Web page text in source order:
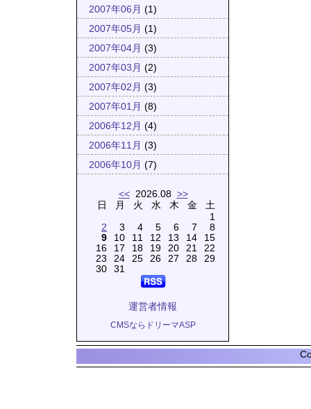
2007年06月 (1)
2007年05月 (1)
2007年04月 (3)
2007年03月 (2)
2007年02月 (3)
2007年01月 (8)
2006年12月 (4)
2006年11月 (3)
2006年10月 (7)
<<2026.08 >>
日
2
9
16
23
30
月
3
10
17
24
31
火
4
11
18
25
水
5
12
19
26
木
6
13
20
27
金
7
14
21
28
土
1
8
15
22
29
運営者情報
CMSならドリーマASP